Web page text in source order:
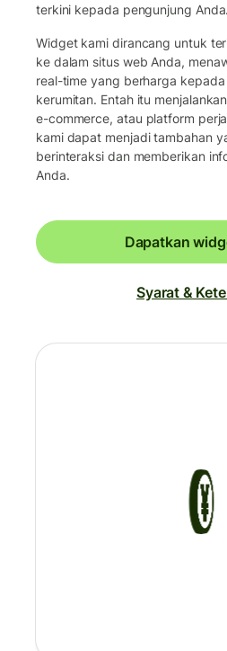
terkini kepada pengunjung Anda.
Widget kami dirancang untuk
ke dalam situs web Anda,
real-time yang berharga
kerumitan. Entah itu
e-commerce, atau platform
kami dapat menjadi tambahan
berinteraksi dan memberikan
Anda.
Dapatkan
Syarat &